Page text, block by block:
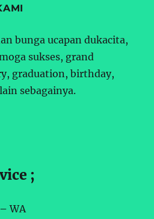
bunga ucapan dukacita,
sukses, grand
graduation, birthday,
sebagainya.
;
–WA